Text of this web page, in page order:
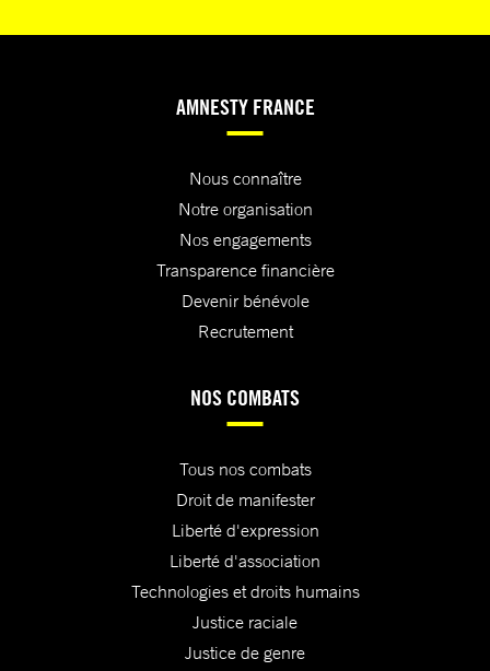
AMNESTY FRANCE
Nous connaître
Notre organisation
Nos engagements
Transparence financière
Devenir bénévole
Recrutement
NOS COMBATS
Tous nos combats
Droit de manifester
Liberté d'expression
Liberté d'association
Technologies et droits humains
Justice raciale
Justice de genre